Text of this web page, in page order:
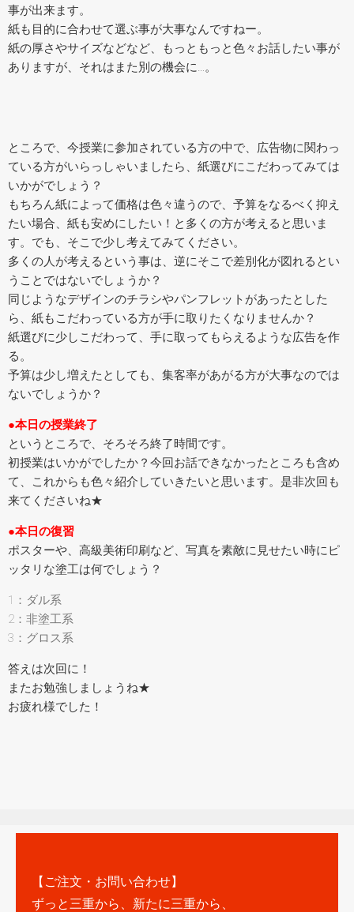
事が出来ます。
紙も目的に合わせて選ぶ事が大事なんですねー。
紙の厚さやサイズなどなど、もっともっと色々お話したい事が
ありますが、それはまた別の機会に…。
ところで、今授業に参加されている方の中で、広告物に関わっ
ている方がいらっしゃいましたら、紙選びにこだわってみては
いかがでしょう？
もちろん紙によって価格は色々違うので、予算をなるべく抑え
たい場合、紙も安めにしたい！と多くの方が考えると思いま
す。でも、そこで少し考えてみてください。
多くの人が考えるという事は、逆にそこで差別化が図れるとい
うことではないでしょうか？
同じようなデザインのチラシやパンフレットがあったとした
ら、紙もこだわっている方が手に取りたくなりませんか？
紙選びに少しこだわって、手に取ってもらえるような広告を作
る。
予算は少し増えたとしても、集客率があがる方が大事なのでは
ないでしょうか？
●本日の授業終了
というところで、そろそろ終了時間です。
初授業はいかがでしたか？今回お話できなかったところも含め
て、これからも色々紹介していきたいと思います。是非次回も
来てくださいね★
●本日の復習
ポスターや、高級美術印刷など、写真を素敵に見せたい時にピ
ッタリな塗工は何でしょう？
1：ダル系
2：非塗工系
3：グロス系
答えは次回に！
またお勉強しましょうね★
お疲れ様でした！
【ご注文・お問い合わせ】
ずっと三重から、新たに三重から、